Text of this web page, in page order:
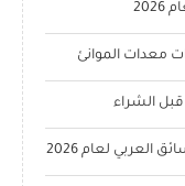
قبل الشراء